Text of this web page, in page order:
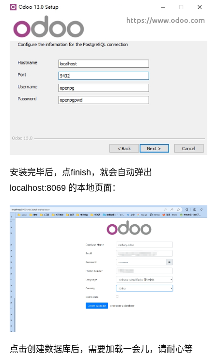
安装完毕后，点finish，就会自动弹出
localhost:8069 的本地页面：
点击创建数据库后，需要加载一会儿，请耐心等